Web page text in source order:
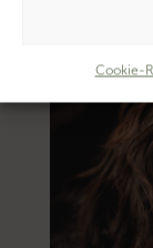
Cookie-